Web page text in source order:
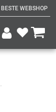
BESTE WEBSHOP